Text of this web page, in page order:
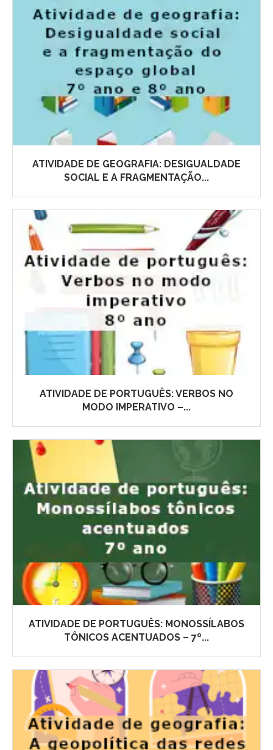
ATIVIDADE DE GEOGRAFIA: DESIGUALDADE
SOCIAL E A FRAGMENTAÇÃO...
ATIVIDADE DE PORTUGUÊS: VERBOS NO
MODO IMPERATIVO –...
ATIVIDADE DE PORTUGUÊS: MONOSSÍLABOS
TÔNICOS ACENTUADOS – 7º...